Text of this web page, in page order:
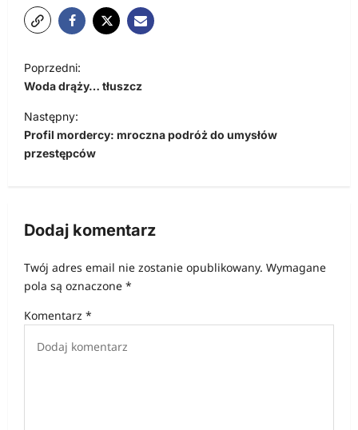
N
a
w
i
g
j
w
i
Poprzedni:
Woda drąży… tłuszcz
Następny:
Profil mordercy: mroczna podróż do umysłów
przestępców
Dodaj komentarz
Twój adres email nie zostanie opublikowany. Wymagane
pola są oznaczone *
Komentarz *